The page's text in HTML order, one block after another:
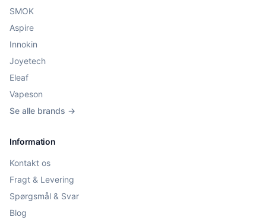
SMOK
Aspire
Innokin
Joyetech
Eleaf
Vapeson
Se alle brands →
Information
Kontakt os
Fragt & Levering
Spørgsmål & Svar
Blog